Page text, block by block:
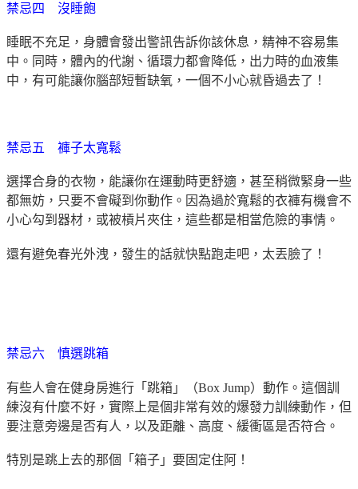
禁忌四 沒睡飽
睡眠不充足，身體會發出警訊告訴你該休息，精神不容易集
中。同時，體內的代謝、循環力都會降低，出力時的血液集
中，有可能讓你腦部短暫缺氧，一個不小心就昏過去了！
禁忌五 褲子太寬鬆
選擇合身的衣物，能讓你在運動時更舒適，甚至稍微緊身一些
都無妨，只要不會礙到你動作。因為過於寬鬆的衣褲有機會不
小心勾到器材，或被槓片夾住，這些都是相當危險的事情。
還有避免春光外洩，發生的話就快點跑走吧，太丟臉了！
禁忌六 慎選跳箱
有些人會在健身房進行「跳箱」（Box Jump）動作。這個訓
練沒有什麼不好，實際上是個非常有效的爆發力訓練動作，但
要注意旁邊是否有人，以及距離、高度、緩衝區是否符合。
特別是跳上去的那個「箱子」要固定住阿！